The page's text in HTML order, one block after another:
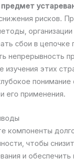
предмет
рисков.
организации
сбои в цепочке
непрерывность
изучения этих
понимание
его применения.
компоненты
чтобы
и